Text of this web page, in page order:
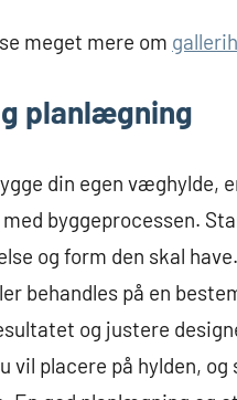
meget mere om
planlægning
din egen væghylde,
med byggeprocessen.
og form den skal
behandles på en
og justere
vil placere på hylden,